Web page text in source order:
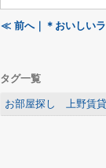
≪ 前へ｜＊おいしい
タグ一覧
お部屋探し 上野賃貸